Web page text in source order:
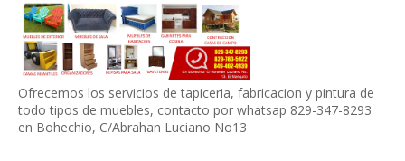
Ofrecemos los servicios de tapiceria, fabricacion y pintura de
todo tipos de muebles, contacto por whatsap 829-347-8293
en Bohechio, C/Abrahan Luciano No13